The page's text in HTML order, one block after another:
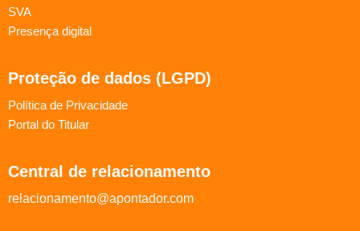
SVA
Presença digital
Proteção de dados (LGPD)
Política de Privacidade
Portal do Titular
Central de relacionamento
relacionamento@apontador.com